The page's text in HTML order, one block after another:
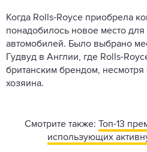
Когда Rolls-Royce приобрела
понадобилось новое место
автомобилей. Было выбрано
Гудвуд в Англии, где Rolls-
британским брендом,
хозяина.
Смотрите также:
Топ-13
использующих